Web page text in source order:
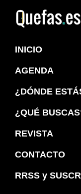
navegación
principal
principal
INICIO
AGENDA
¿DÓNDE
¿QUÉ
REVISTA
CONTACTO
RRSS y